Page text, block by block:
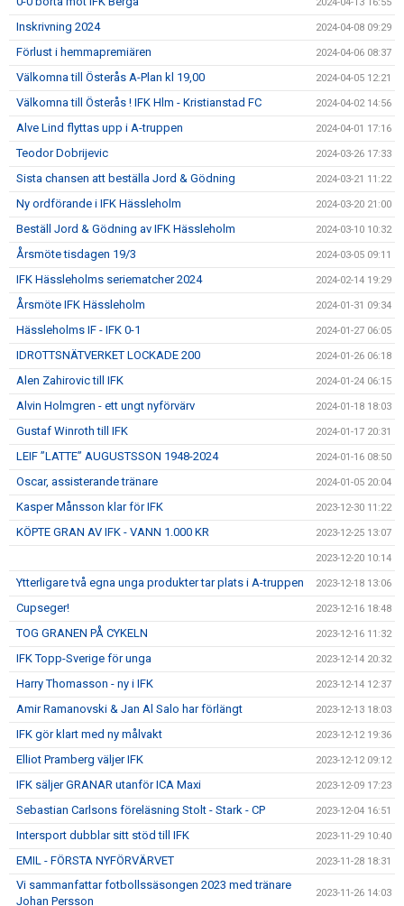
Inskrivning 2024 2024-04-08 09:29
Förlust i hemmapremiären 2024-04-06 08:37
Välkomna till Österås A-Plan kl 19,00 2024-04-05 12:21
Välkomna till Österås ! IFK Hlm - Kristianstad FC 2024-04-02 14:56
Alve Lind flyttas upp i A-truppen 2024-04-01 17:16
Teodor Dobrijevic 2024-03-26 17:33
Sista chansen att beställa Jord & Gödning 2024-03-21 11:22
Ny ordförande i IFK Hässleholm 2024-03-20 21:00
Beställ Jord & Gödning av IFK Hässleholm 2024-03-10 10:32
Årsmöte tisdagen 19/3 2024-03-05 09:11
IFK Hässleholms seriematcher 2024 2024-02-14 19:29
Årsmöte IFK Hässleholm 2024-01-31 09:34
Hässleholms IF - IFK 0-1 2024-01-27 06:05
IDROTTSNÄTVERKET LOCKADE 200 2024-01-26 06:18
Alen Zahirovic till IFK 2024-01-24 06:15
Alvin Holmgren - ett ungt nyförvärv 2024-01-18 18:03
Gustaf Winroth till IFK 2024-01-17 20:31
LEIF ”LATTE” AUGUSTSSON 1948-2024 2024-01-16 08:50
Oscar, assisterande tränare 2024-01-05 20:04
Kasper Månsson klar för IFK 2023-12-30 11:22
KÖPTE GRAN AV IFK - VANN 1.000 KR 2023-12-25 13:07
2023-12-20 10:14
Ytterligare två egna unga produkter tar plats i A-truppen 2023-12-18 13:06
Cupseger! 2023-12-16 18:48
TOG GRANEN PÅ CYKELN 2023-12-16 11:32
IFK Topp-Sverige för unga 2023-12-14 20:32
Harry Thomasson - ny i IFK 2023-12-14 12:37
Amir Ramanovski & Jan Al Salo har förlängt 2023-12-13 18:03
IFK gör klart med ny målvakt 2023-12-12 19:36
Elliot Pramberg väljer IFK 2023-12-12 09:12
IFK säljer GRANAR utanför ICA Maxi 2023-12-09 17:23
Sebastian Carlsons föreläsning Stolt - Stark - CP 2023-12-04 16:51
Intersport dubblar sitt stöd till IFK 2023-11-29 10:40
EMIL - FÖRSTA NYFÖRVÄRVET 2023-11-28 18:31
Vi sammanfattar fotbollssäsongen 2023 med tränare
Johan Persson
2023-11-26 14:03